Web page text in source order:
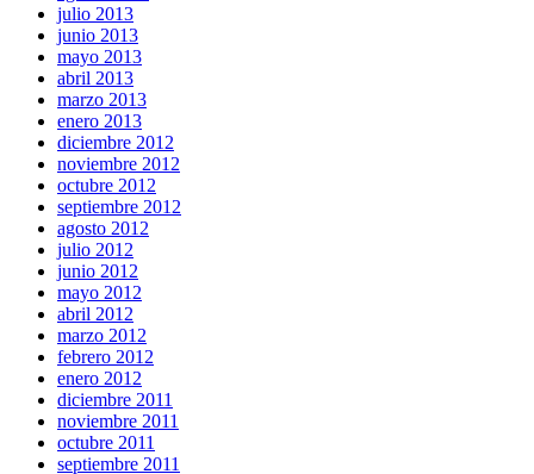
julio 2013
junio 2013
mayo 2013
abril 2013
marzo 2013
enero 2013
diciembre 2012
noviembre 2012
octubre 2012
septiembre 2012
agosto 2012
julio 2012
junio 2012
mayo 2012
abril 2012
marzo 2012
febrero 2012
enero 2012
diciembre 2011
noviembre 2011
octubre 2011
septiembre 2011